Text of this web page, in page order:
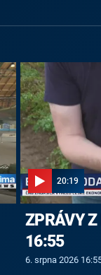
20:19
ZPRÁVY Z
16:55
6. srpna 2026